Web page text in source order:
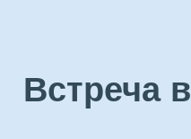
Встреча